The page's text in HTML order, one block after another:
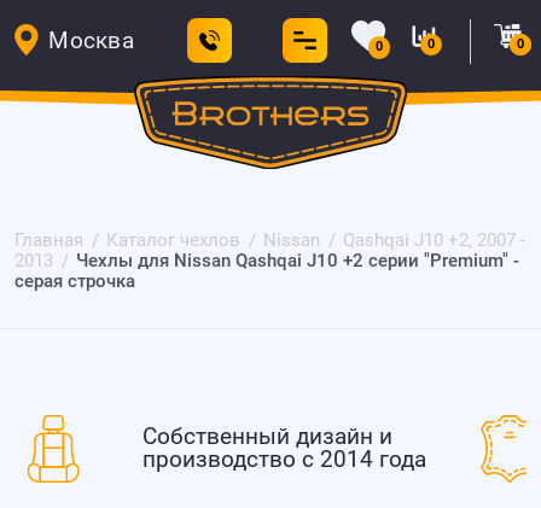
Москва 0 0 0
Главная Каталог чехлов Nissan
Qashqai J10 +2, 2007 -
2013
Чехлы для Nissan Qashqai J10 +2 серии "Premium" -
серая строчка
Собственный дизайн и
производство с 2014 года